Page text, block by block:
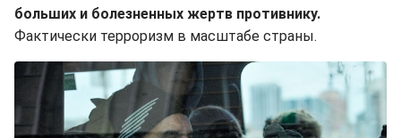
больших и болезненных жертв противнику.
Фактически терроризм в масштабе страны.